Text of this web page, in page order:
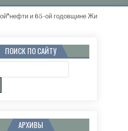
и 65-ой годовщине
И 70-ЛЕТИЕМ ОТКРЫТИЯ ЖИРНОВСКОГО
ПОИСК ПО САЙТУ
АРХИВЫ